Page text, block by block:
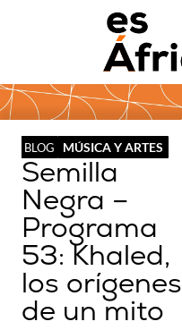
BLOG MÚSICA Y ARTES
Semilla
Negra –
Programa
53: Khaled,
los orígenes
de un mito